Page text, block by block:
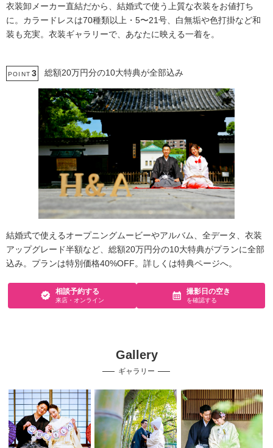
衣装卸メーカー直結だから、結婚式で使う上質な衣装をお値打ち
に。カラードレスは70種類以上・5〜21号、白無垢や色打掛など和
装も充実。衣装ギャラリーで、あなたに映える一着を。
POINT 3 総額20万円分の10大特典が全部込み
結婚式で使えるオープニングムービーやアルバム、全データ、衣装
アップグレード半額など、総額20万円分の10大特典がプランに全部
込み。プランは特別価格40%OFF。詳しくは特典ページへ。
相談予約する
来店・オンライン
撮影日の空き
を確認する
Gallery
ギャラリー